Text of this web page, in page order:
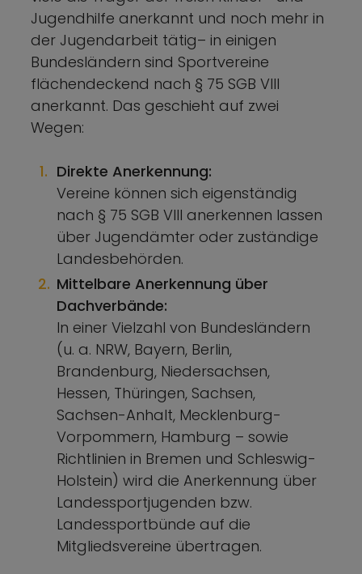
Jugendhilfe anerkannt und noch mehr in
der Jugendarbeit tätig– in einigen
Bundesländern sind Sportvereine
flächendeckend nach § 75 SGB VIII
anerkannt. Das geschieht auf zwei
Wegen:
Direkte Anerkennung:
Vereine können sich eigenständig
nach § 75 SGB VIII anerkennen lassen
über Jugendämter oder zuständige
Landesbehörden.
Mittelbare Anerkennung über
Dachverbände:
In einer Vielzahl von Bundesländern
(u. a. NRW, Bayern, Berlin,
Brandenburg, Niedersachsen,
Hessen, Thüringen, Sachsen,
Sachsen-Anhalt, Mecklenburg-
Vorpommern, Hamburg – sowie
Richtlinien in Bremen und Schleswig-
Holstein) wird die Anerkennung über
Landessportjugenden bzw.
Landessportbünde auf die
Mitgliedsvereine übertragen.